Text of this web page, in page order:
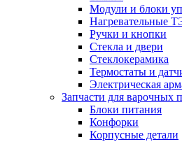
Модули и блоки
Нагревательные
Ручки и кнопки
Стекла и двери
Стеклокерамика
Термостаты и
Электрическая
Запчасти для варочных
Блоки питания
Конфорки
Корпусные детали